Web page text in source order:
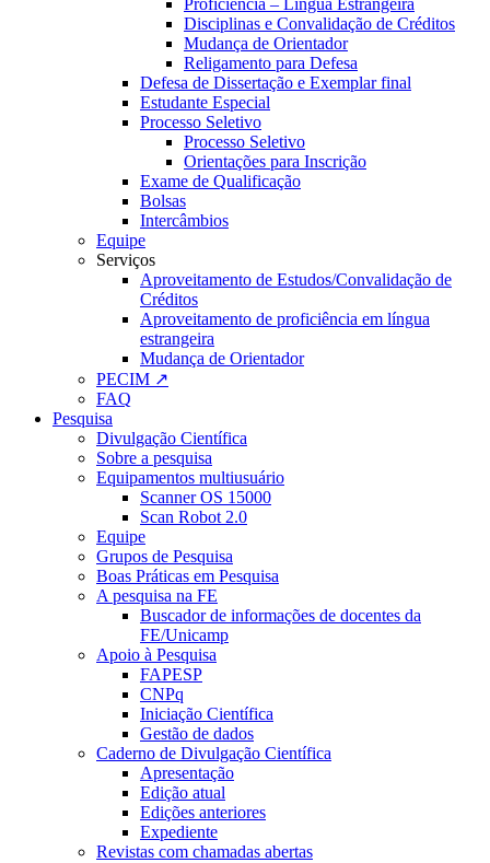
Proficiência – Língua Estrangeira
Disciplinas e Convalidação de Créditos
Mudança de Orientador
Religamento para Defesa
Defesa de Dissertação e Exemplar final
Estudante Especial
Processo Seletivo
Processo Seletivo
Orientações para Inscrição
Exame de Qualificação
Bolsas
Intercâmbios
Equipe
Serviços
Aproveitamento de Estudos/Convalidação de
Créditos
Aproveitamento de proficiência em língua
estrangeira
Mudança de Orientador
PECIM ↗
FAQ
Pesquisa
Divulgação Científica
Sobre a pesquisa
Equipamentos multiusuário
Scanner OS 15000
Scan Robot 2.0
Equipe
Grupos de Pesquisa
Boas Práticas em Pesquisa
A pesquisa na FE
Buscador de informações de docentes da
FE/Unicamp
Apoio à Pesquisa
FAPESP
CNPq
Iniciação Científica
Gestão de dados
Caderno de Divulgação Científica
Apresentação
Edição atual
Edições anteriores
Expediente
Revistas com chamadas abertas